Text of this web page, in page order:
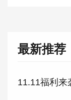
最新推荐
11.11福利来